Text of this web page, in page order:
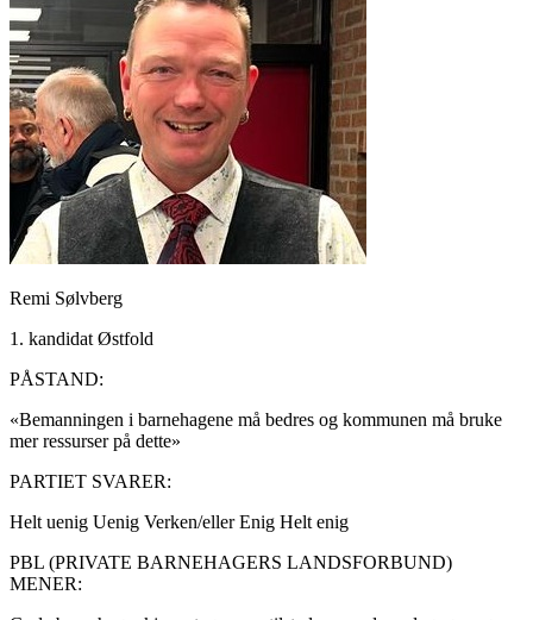
Remi Sølvberg
1. kandidat Østfold
PÅSTAND:
«Bemanningen i barnehagene må bedres og kommunen må bruke
mer ressurser på dette»
PARTIET SVARER:
Helt uenig Uenig Verken/ellerEnig Helt enig
PBL (PRIVATE BARNEHAGERS LANDSFORBUND)
MENER: